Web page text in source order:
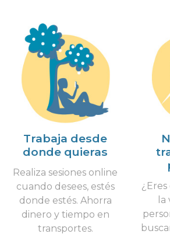
Trabaja desde
donde quieras
Realiza sesiones online
cuando desees, estés
donde estés. Ahorra
dinero y tiempo en
transportes.